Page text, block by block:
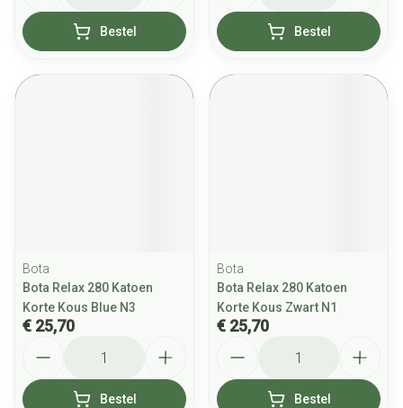
Bestel Bestel
Bota
Bota Relax 280 Katoen
Korte Kous Blue N3
€ 25,70
Bestel
Bota
Bota Relax 280 Katoen
Korte Kous Zwart N1
€ 25,70
Bestel